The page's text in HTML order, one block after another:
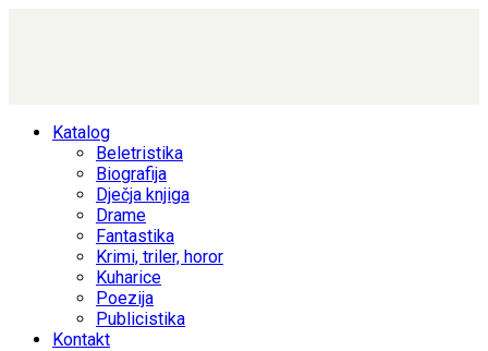
Katalog
Beletristika
Biografija
Dječja knjiga
Drame
Fantastika
Krimi, triler, horor
Kuharice
Poezija
Publicistika
Kontakt